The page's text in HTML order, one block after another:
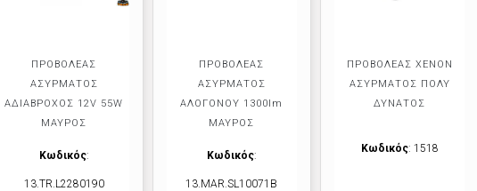
ΠΡΟΒΟΛΕΑΣ
ΑΣΥΡΜΑΤΟΣ
ΑΔΙΑΒΡΟΧΟΣ 12V 55W
ΜΑΥΡΟΣ
Κωδικός:
13.ΤR.L2280190
ΠΡΟΒΟΛΕΑΣ
ΑΣΥΡΜΑΤΟΣ
ΑΛΟΓΟΝΟΥ 1300lm
ΜΑΥΡΟΣ
Κωδικός:
13.ΜΑR.SL10071Β
ΠΡΟΒΟΛΕΑΣ XENON
ΑΣΥΡΜΑΤΟΣ ΠΟΛΥ
ΔΥΝΑΤΟΣ
Κωδικός: 1518